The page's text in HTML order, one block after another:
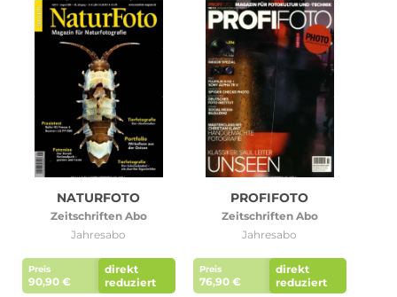
NATURFOTO
Zeitschriften Abo
Jahresabo
Preis
90,90 €
direkt
reduziert
PROFIFOTO
Zeitschriften Abo
Jahresabo
Preis
76,90 €
direkt
reduziert